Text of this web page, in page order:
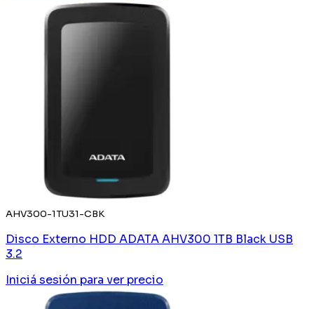
AHV300-1TU31-CBK
Disco Externo HDD ADATA AHV300 1TB Black USB
3.2
Iniciá sesión para ver precio